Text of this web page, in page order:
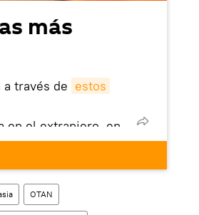
más
través de estos
en el extranjero, en
en tu dispositivo
OTAN